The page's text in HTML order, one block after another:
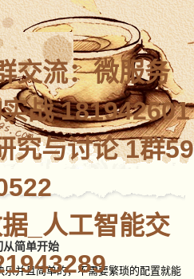
交流：微服务
战 181942601
究与讨论 1群59
_人工智能交
简单开始
并且简单的，不需要繁琐的配置就能